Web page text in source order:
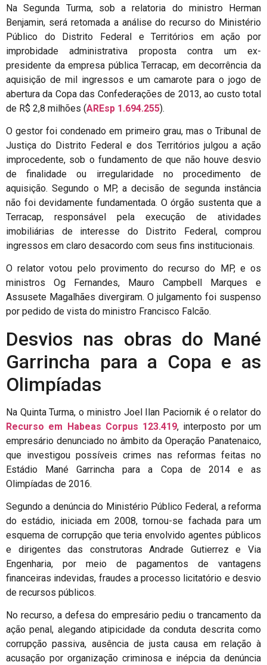
Na Segunda Turma, sob a relatoria do ministro Herman
Benjamin, será retomada a análise do recurso do Ministério
Público do Distrito Federal e Territórios em ação por
improbidade administrativa proposta contra um ex-
presidente da empresa pública Terracap, em decorrência da
aquisição de mil ingressos e um camarote para o jogo de
abertura da Copa das Confederações de 2013, ao custo total
de R$ 2,8 milhões (AREsp 1.694.255).
O gestor foi condenado em primeiro grau, mas o Tribunal de
Justiça do Distrito Federal e dos Territórios julgou a ação
improcedente, sob o fundamento de que não houve desvio
de finalidade ou irregularidade no procedimento de
aquisição. Segundo o MP, a decisão de segunda instância
não foi devidamente fundamentada. O órgão sustenta que a
Terracap, responsável pela execução de atividades
imobiliárias de interesse do Distrito Federal, comprou
ingressos em claro desacordo com seus fins institucionais.
O relator votou pelo provimento do recurso do MP, e os
ministros Og Fernandes, Mauro Campbell Marques e
Assusete Magalhães divergiram. O julgamento foi suspenso
por pedido de vista do ministro Francisco Falcão.
Desvios nas obras do Mané
Garrincha para a Copa e as
Olimpíadas
Na Quinta Turma, o ministro Joel Ilan Paciornik é o relator do
Recurso em Habeas Corpus 123.419, interposto por um
empresário denunciado no âmbito da Operação Panatenaico,
que investigou possíveis crimes nas reformas feitas no
Estádio Mané Garrincha para a Copa de 2014 e as
Olimpíadas de 2016.
Segundo a denúncia do Ministério Público Federal, a reforma
do estádio, iniciada em 2008, tornou-se fachada para um
esquema de corrupção que teria envolvido agentes públicos
e dirigentes das construtoras Andrade Gutierrez e Via
Engenharia, por meio de pagamentos de vantagens
financeiras indevidas, fraudes a processo licitatório e desvio
de recursos públicos.
No recurso, a defesa do empresário pediu o trancamento da
ação penal, alegando atipicidade da conduta descrita como
corrupção passiva, ausência de justa causa em relação à
acusação por organização criminosa e inépcia da denúncia